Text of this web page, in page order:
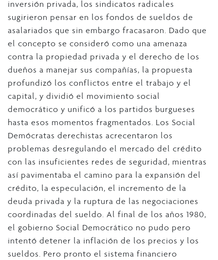
inversión privada, los sindicatos radicales
sugirieron pensar en los fondos de sueldos de
asalariados que sin embargo fracasaron. Dado que
el concepto se consideró como una amenaza
contra la propiedad privada y el derecho de los
dueños a manejar sus compañías, la propuesta
profundizó los conflictos entre el trabajo y el
capital, y dividió el movimiento social
democrático y unificó a los partidos burgueses
hasta esos momentos fragmentados. Los Social
Demócratas derechistas acrecentaron los
problemas desregulando el mercado del crédito
con las insuficientes redes de seguridad, mientras
así pavimentaba el camino para la expansión del
crédito, la especulación, el incremento de la
deuda privada y la ruptura de las negociaciones
coordinadas del sueldo. Al final de los años 1980,
el gobierno Social Democrático no pudo pero
intentó detener la inflación de los precios y los
sueldos. Pero pronto el sistema financiero